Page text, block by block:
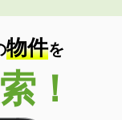
物件を
！